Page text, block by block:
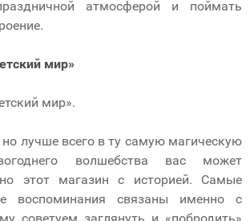
атмосферой и поймать
мир»
мир».
но лучше всего в ту самую магическую
волшебства вас может
этот магазин с историей. Самые
воспоминания связаны именно с